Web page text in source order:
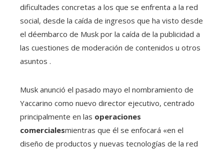
dificultades concretas a los que se enfrenta a la red
social, desde la caída de ingresos que ha visto desde
el déembarco de Musk por la caída de la publicidad a
las cuestiones de moderación de contenidos u otros
asuntos .
Musk anunció el pasado mayo el nombramiento de
Yaccarino como nuevo director ejecutivo, centrado
principalmente en las operaciones
comercialesmientras que él se enfocará «en el
diseño de productos y nuevas tecnologías de la red